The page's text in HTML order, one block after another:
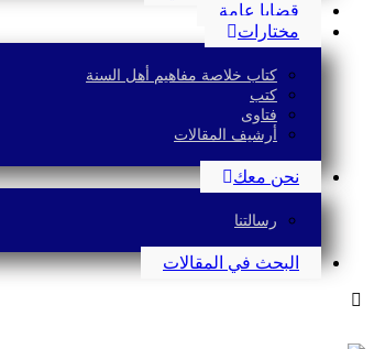
قضايا عامة
مختارات
كتاب خلاصة مفاهيم أهل السنة
كتب
فتاوى
أرشيف المقالات
نحن معك
رسالتنا
البحث في المقالات